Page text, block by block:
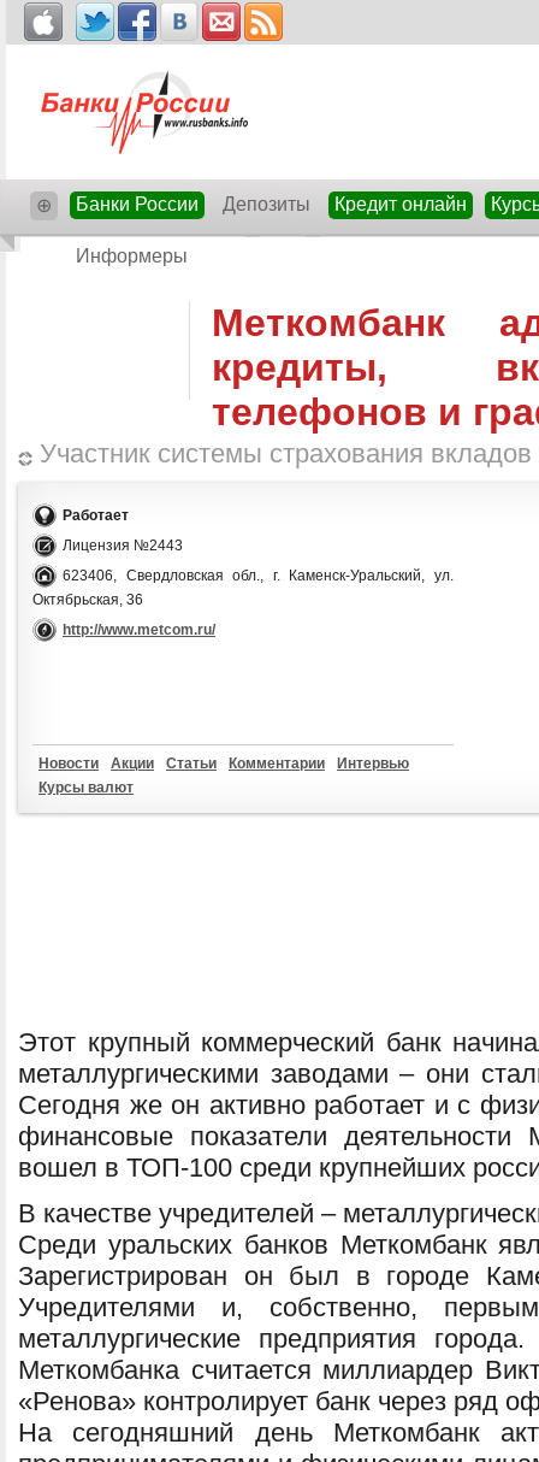
⊕ Банки России Депозиты Кредит онлайн
Информеры
Меткомбанк
кредиты,
телефонов и
Участник системы страхования
Работает
Лицензия №2443
623406, Свердловская обл., г. Каменск-Уральский, ул.
Октябрьская, 36
http://www.metcom.ru/
Новости Акции Статьи Комментарии
Интервью
Курсы валют
Этот крупный коммерческий банк
металлургическими заводами – они
Сегодня же он активно работает и с
финансовые показатели
вошел в ТОП-100 среди крупнейших
В качестве учредителей –
Среди уральских банков Меткомбанк
Зарегистрирован он был в городе
Учредителями и, собственно,
металлургические предприятия
Меткомбанка считается миллиардер
«Ренова» контролирует банк через ряд
На сегодняшний день Меткомбанк